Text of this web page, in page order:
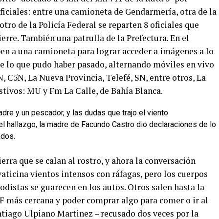
entre una camioneta de Gendarmería, otra de la
de la Policía Federal se reparten 8 oficiales que
También una patrulla de la Prefectura. En el
a una camioneta para lograr acceder a imágenes a lo
lo que pudo haber pasado, alternando móviles en vivo
C5N, La Nueva Provincia, Telefé, SN, entre otros, La
MU y Fm La Calle, de Bahía Blanca.
hallazgo, la madre de Facundo Castro dio declaraciones de lo
que se calan al rostro, y ahora la conversación
vientos intensos con ráfagas, pero los cuerpos
se guarecen en los autos. Otros salen hasta la
más cercana y poder comprar algo para comer o ir al
Ulpiano Martinez – recusado dos veces por la